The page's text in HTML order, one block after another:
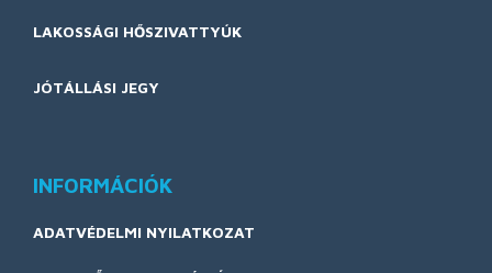
LAKOSSÁGI HŐSZIVATTYÚK
JÓTÁLLÁSI JEGY
INFORMÁCIÓK
ADATVÉDELMI NYILATKOZAT